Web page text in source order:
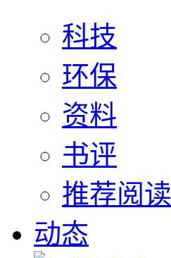
科技
环保
资料
书评
推荐阅读
动态